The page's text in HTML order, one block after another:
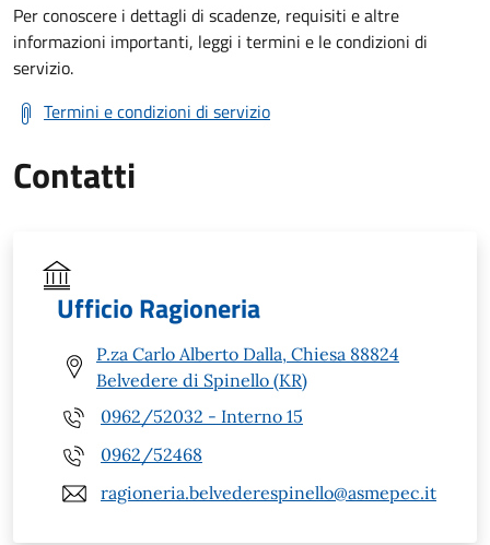
Per conoscere i dettagli di scadenze, requisiti e altre
informazioni importanti, leggi i termini e le condizioni di
servizio.
Termini e condizioni di servizio
Contatti
Ufficio Ragioneria
P.za Carlo Alberto Dalla, Chiesa 88824
Belvedere di Spinello (KR)
0962/52032 - Interno 15
0962/52468
ragioneria.belvederespinello@asmepec.it